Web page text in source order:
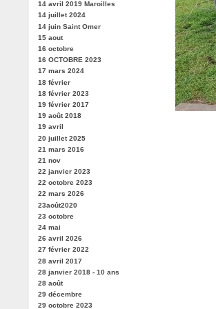
14 avril 2019 Maroilles
14 juillet 2024
14 juin Saint Omer
15 aout
16 octobre
16 OCTOBRE 2023
17 mars 2024
18 février
18 février 2023
19 février 2017
19 août 2018
19 avril
20 juillet 2025
21 mars 2016
21 nov
22 janvier 2023
22 octobre 2023
22 mars 2026
23août2020
23 octobre
24 mai
26 avril 2026
27 février 2022
28 avril 2017
28 janvier 2018 - 10 ans
28 août
29 décembre
29 octobre 2023